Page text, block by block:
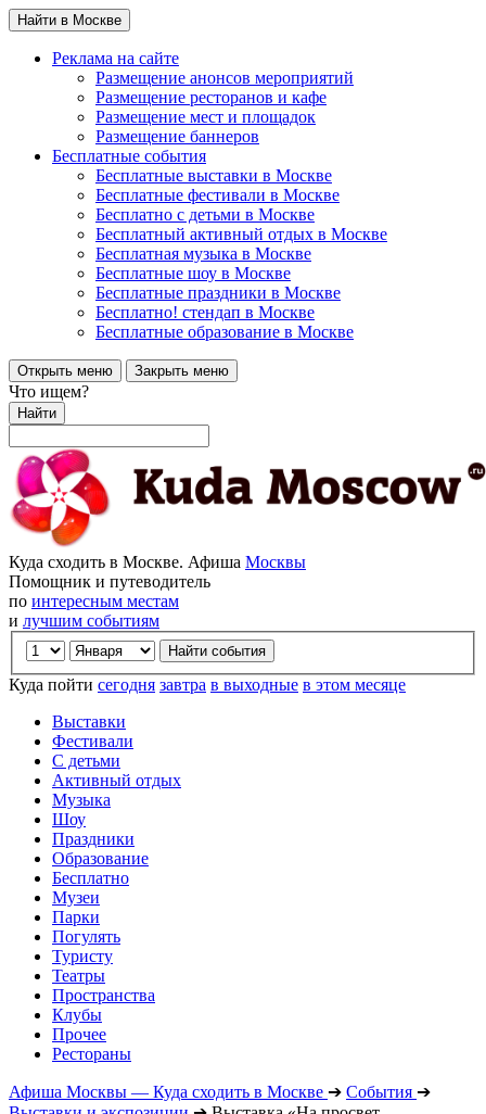
Найти в Москве
Реклама на сайте
Размещение анонсов мероприятий
Размещение ресторанов и кафе
Размещение мест и площадок
Размещение баннеров
Бесплатные события
Бесплатные выставки в Москве
Бесплатные фестивали в Москве
Бесплатно с детьми в Москве
Бесплатный активный отдых в Москве
Бесплатная музыка в Москве
Бесплатные шоу в Москве
Бесплатные праздники в Москве
Бесплатно! стендап в Москве
Бесплатные образование в Москве
Открыть меню Закрыть меню
Что ищем?
Найти
Куда сходить в Москве. Афиша Москвы
Помощник и путеводитель
по интересным местам
и лучшим событиям
Куда пойти сегодня завтра в выходные в этом месяце
Выставки
Фестивали
С детьми
Активный отдых
Музыка
Шоу
Праздники
Образование
Бесплатно
Музеи
Парки
Погулять
Туристу
Театры
Пространства
Клубы
Прочее
Рестораны
Афиша Москвы — Куда сходить в Москве ➔ События ➔